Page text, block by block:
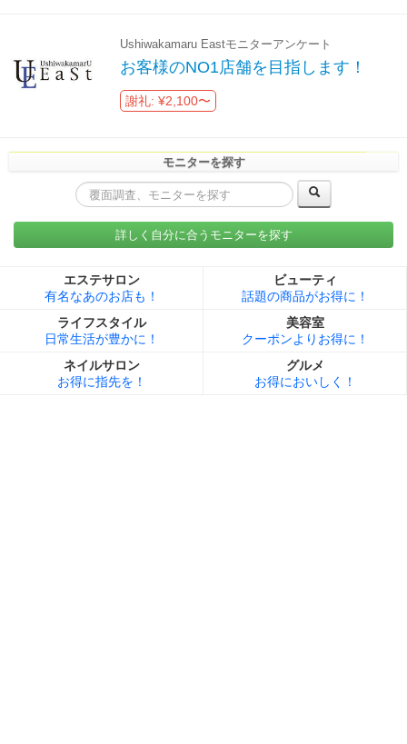
Ushiwakamaru Eastモニターアンケート
お客様のNO1店舗を目指します！
謝礼: ¥2,100〜
モニターを探す
詳しく自分に合うモニターを探す
エステサロン
有名なあのお店も！
ビューティ
話題の商品がお得に！
ライフスタイル
日常生活が豊かに！
美容室
クーポンよりお得に！
ネイルサロン
お得に指先を！
グルメ
お得においしく！